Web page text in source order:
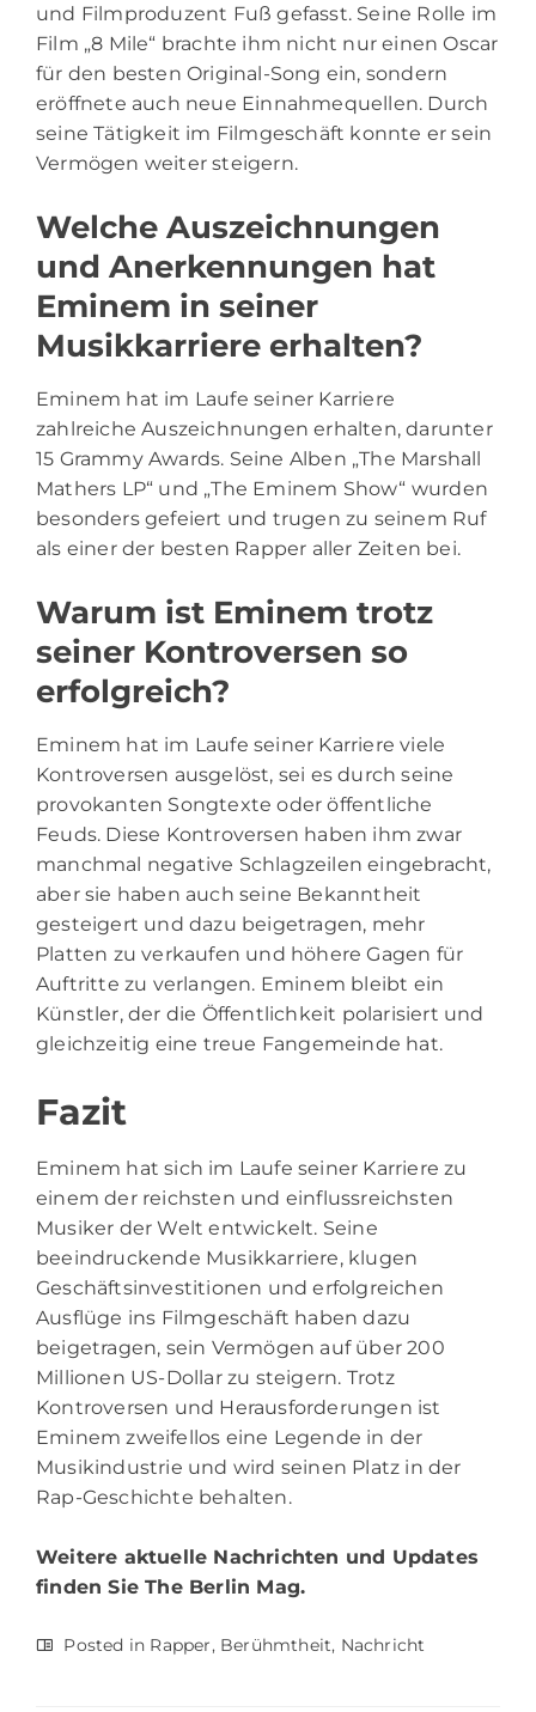
und Filmproduzent Fuß gefasst. Seine Rolle im
Film „8 Mile“ brachte ihm nicht nur einen Oscar
für den besten Original-Song ein, sondern
eröffnete auch neue Einnahmequellen. Durch
seine Tätigkeit im Filmgeschäft konnte er sein
Vermögen weiter steigern.
Welche Auszeichnungen
und Anerkennungen hat
Eminem in seiner
Musikkarriere erhalten?
Eminem hat im Laufe seiner Karriere
zahlreiche Auszeichnungen erhalten, darunter
15 Grammy Awards. Seine Alben „The Marshall
Mathers LP“ und „The Eminem Show“ wurden
besonders gefeiert und trugen zu seinem Ruf
als einer der besten Rapper aller Zeiten bei.
Warum ist Eminem trotz
seiner Kontroversen so
erfolgreich?
Eminem hat im Laufe seiner Karriere viele
Kontroversen ausgelöst, sei es durch seine
provokanten Songtexte oder öffentliche
Feuds. Diese Kontroversen haben ihm zwar
manchmal negative Schlagzeilen eingebracht,
aber sie haben auch seine Bekanntheit
gesteigert und dazu beigetragen, mehr
Platten zu verkaufen und höhere Gagen für
Auftritte zu verlangen. Eminem bleibt ein
Künstler, der die Öffentlichkeit polarisiert und
gleichzeitig eine treue Fangemeinde hat.
Fazit
Eminem hat sich im Laufe seiner Karriere zu
einem der reichsten und einflussreichsten
Musiker der Welt entwickelt. Seine
beeindruckende Musikkarriere, klugen
Geschäftsinvestitionen und erfolgreichen
Ausflüge ins Filmgeschäft haben dazu
beigetragen, sein Vermögen auf über 200
Millionen US-Dollar zu steigern. Trotz
Kontroversen und Herausforderungen ist
Eminem zweifellos eine Legende in der
Musikindustrie und wird seinen Platz in der
Rap-Geschichte behalten.
Weitere aktuelle Nachrichten und Updates
finden SieThe Berlin Mag.
Posted in Rapper, Berühmtheit, Nachricht